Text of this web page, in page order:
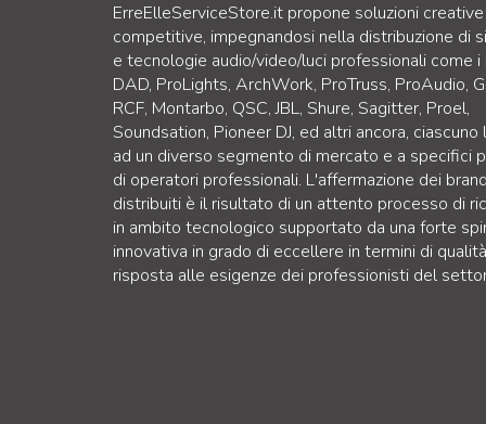
ErreElleServiceStore.it propone soluzioni
competitive, impegnandosi nella distribuzione di
e tecnologie audio/video/luci professionali come i
DAD, ProLights, ArchWork, ProTruss, ProAudio,
RCF, Montarbo, QSC, JBL, Shure, Sagitter, Proel,
Soundsation, Pioneer DJ, ed altri ancora,
ad un diverso segmento di mercato e a specifici
di operatori professionali. L'affermazione dei brand
distribuiti è il risultato di un attento processo di
in ambito tecnologico supportato da una forte
innovativa in grado di eccellere in termini di
risposta alle esigenze dei professionisti del